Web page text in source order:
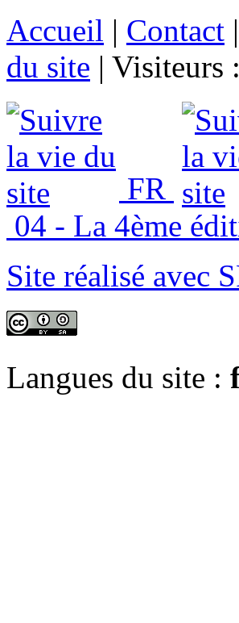
Accueil | Contact |
du site | Visiteurs :
FR
04 - La 4ème
Site réalisé avec
Langues du site :